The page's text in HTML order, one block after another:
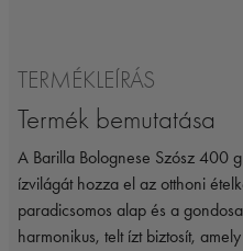
TERMÉKLEÍRÁS
Termék bemutatása
A Barilla Bolognese Szósz 400
ízvilágát hozza el az otthoni
paradicsomos alap és a
harmonikus, telt ízt biztosít,